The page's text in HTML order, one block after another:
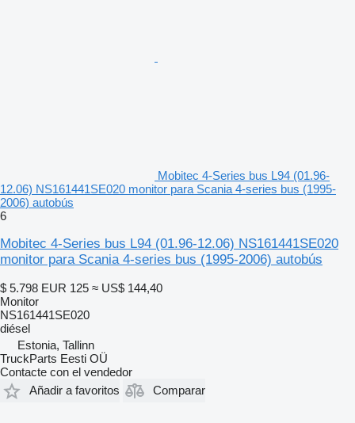
Mobitec 4-Series bus L94 (01.96-
12.06) NS161441SE020 monitor para Scania 4-series bus (1995-
2006) autobús
6
Mobitec 4-Series bus L94 (01.96-12.06) NS161441SE020
monitor para Scania 4-series bus (1995-2006) autobús
$ 5.798 EUR 125 ≈ US$ 144,40
Monitor
NS161441SE020
diésel
Estonia, Tallinn
TruckParts Eesti OÜ
Contacte con el vendedor
Añadir a favoritos
Comparar